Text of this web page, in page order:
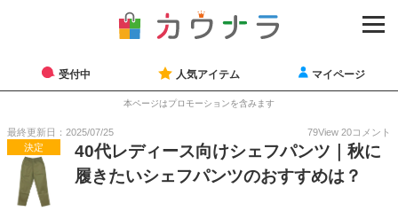
受付中 人気アイテム マイページ
本ページはプロモーションを含みます
最終更新日：2025/07/25 79View 20コメント
決定
40代レディース向けシェフパンツ｜秋に
履きたいシェフパンツのおすすめは？